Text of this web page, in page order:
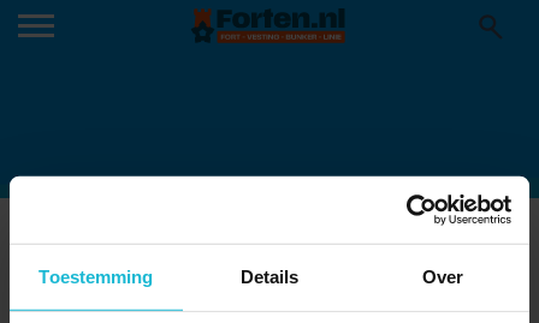
Toestemming Details Over
MG-8076-1